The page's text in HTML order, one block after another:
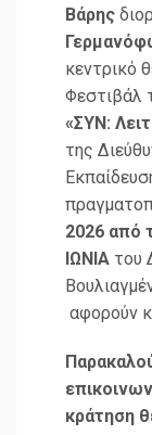
Βάρης
κεντρικό
Φεστιβάλ
«ΣΥΝ:
της
2026 από
ΙΩΝΙΑ του
αφορούν
κράτηση